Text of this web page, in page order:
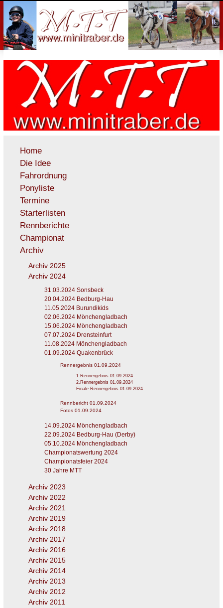
Home
Die Idee
Fahrordnung
Ponyliste
Termine
Starterlisten
Rennberichte
Championat
Archiv
Archiv 2025
Archiv 2024
31.03.2024 Sonsbeck
20.04.2024 Bedburg-Hau
11.05.2024 Burundikids
02.06.2024 Mönchengladbach
15.06.2024 Mönchengladbach
07.07.2024 Drensteinfurt
11.08.2024 Mönchengladbach
01.09.2024 Quakenbrück
Rennergebnis 01.09.2024
1.Rennergebnis 01.09.2024
2.Rennergebnis 01.09.2024
Finale Rennergebnis 01.09.2024
Rennbericht 01.09.2024
Fotos 01.09.2024
14.09.2024 Mönchengladbach
22.09.2024 Bedburg-Hau (Derby)
05.10.2024 Mönchengladbach
Championatswertung 2024
Championatsfeier 2024
30 Jahre MTT
Archiv 2023
Archiv 2022
Archiv 2021
Archiv 2019
Archiv 2018
Archiv 2017
Archiv 2016
Archiv 2015
Archiv 2014
Archiv 2013
Archiv 2012
Archiv 2011